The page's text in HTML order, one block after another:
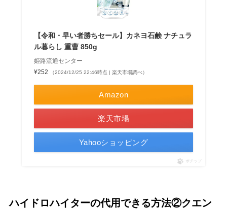
【令和・早い者勝ちセール】カネヨ石鹸 ナチュラ
ル暮らし 重曹 850g
姫路流通センター
¥252
（2024/12/25 22:46時点 | 楽天市場調べ）
Amazon
楽天市場
Yahooショッピング
ポチップ
ハイドロハイターの代用できる方法②クエン